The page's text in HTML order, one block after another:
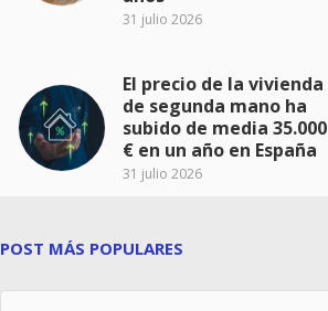
31 julio 2026
El precio de la vivienda
de segunda mano ha
subido de media 35.000
€ en un año en España
31 julio 2026
POST MÁS POPULARES